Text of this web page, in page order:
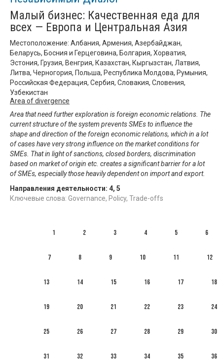
Малый бизнес: Качественная еда для
всех — Европа и Центральная Азия
Местоположение: Албания, Армения, Азербайджан,
Беларусь, Босния и Герцеговина, Болгария, Хорватия,
Эстония, Грузия, Венгрия, Казахстан, Кыргызстан, Латвия,
Литва, Черногория, Польша, Республика Молдова, Румыния,
Российская Федерация, Сербия, Словакия, Словения,
Узбекистан
Area of divergence
Area that need further exploration is foreign economic relations. The
current structure of the system prevents SMEs to influence the
shape and direction of the foreign economic relations, which in a lot
of cases have very strong influence on the market conditions for
SMEs. That in light of sanctions, closed borders, discrimination
based on market of origin etc. creates a significant barrier for a lot
of SMEs, especially those heavily dependent on import and export.
Направления деятельности: 4, 5
Ключевые слова: Governance, Policy, Trade-offs
1 2 3 4 5 6
7 8 9 10 11 12
13 14 15 16 17 18
19 20 21 22 23 24
25 26 27 28 29 30
31 32 33 34 35 36